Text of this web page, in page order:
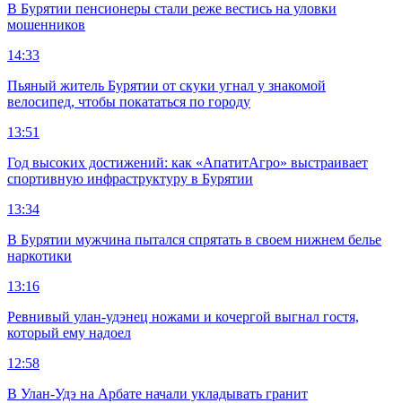
В Бурятии пенсионеры стали реже вестись на уловки
мошенников
14:33
Пьяный житель Бурятии от скуки угнал у знакомой
велосипед, чтобы покататься по городу
13:51
Год высоких достижений: как «АпатитАгро» выстраивает
спортивную инфраструктуру в Бурятии
13:34
В Бурятии мужчина пытался спрятать в своем нижнем белье
наркотики
13:16
Ревнивый улан-удэнец ножами и кочергой выгнал гостя,
который ему надоел
12:58
В Улан-Удэ на Арбате начали укладывать гранит